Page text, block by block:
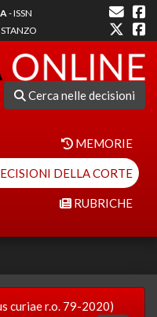
- ISSN
Cerca nelle decisioni
MEMORIE
DELLA CORTE
RUBRICHE
curiae r.o. 79-2020)